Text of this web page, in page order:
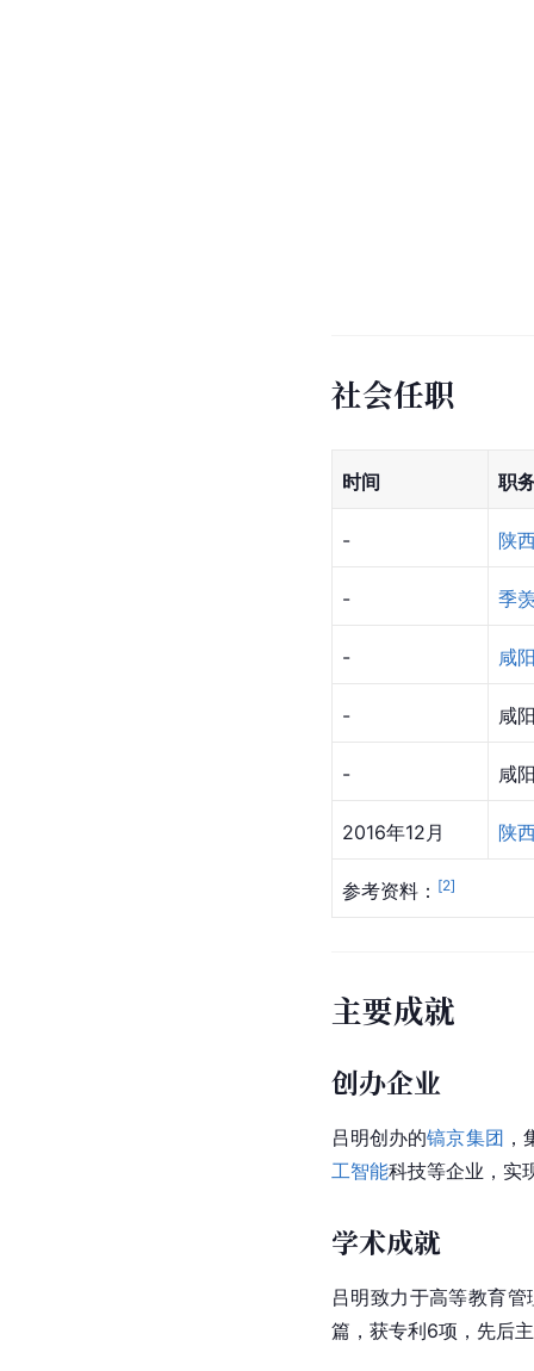
社会任职
时间 职
- 陕
- 季
- 咸
- 咸
- 咸
2016年12月 陕
参考资料： [2]
主要成就
创办企业
吕明创办的镐京集团 ，
工智能科技等企业，实
学术成就
吕明致力于高等教育
篇，获专利6项，先后